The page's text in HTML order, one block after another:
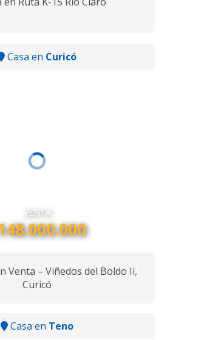
Casa en Curicó
VENTA
Venta – Viñedos del Boldo Ii,
Curicó
Casa en Teno